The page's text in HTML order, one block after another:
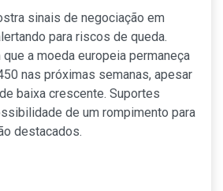
sinais de negociação em
para riscos de queda.
a moeda europeia permaneça
nas próximas semanas, apesar
baixa crescente. Suportes
de um rompimento para
destacados.